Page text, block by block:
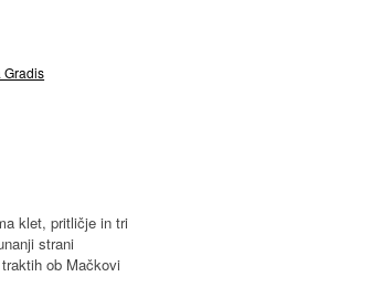
Gradis
klet, pritličje in tri
strani
ob Mačkovi